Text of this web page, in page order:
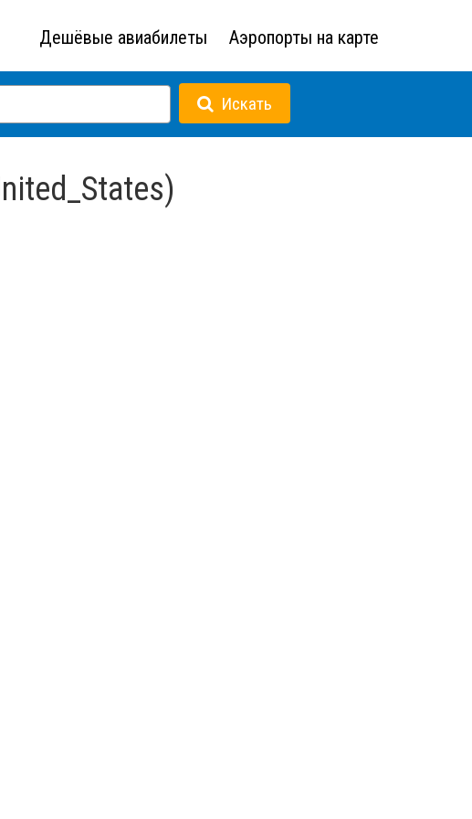
Дешёвые авиабилеты Аэропорты на карте
Искать